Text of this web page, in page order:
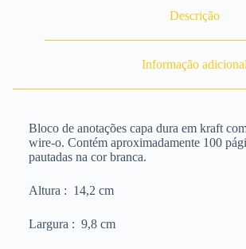
Descrição
Informação adicional
Bloco de anotações capa dura em kraft
wire-o. Contém aproximadamente 100
pautadas na cor branca.
Altura : 14,2 cm
Largura : 9,8 cm